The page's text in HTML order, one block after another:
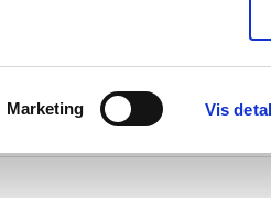
Marketing Vis
PROJEKTER
FORMIDLINGSTELT